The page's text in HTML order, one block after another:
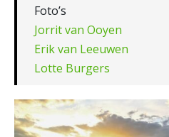
Foto’s
Jorrit van Ooyen
Erik van Leeuwen
Lotte Burgers